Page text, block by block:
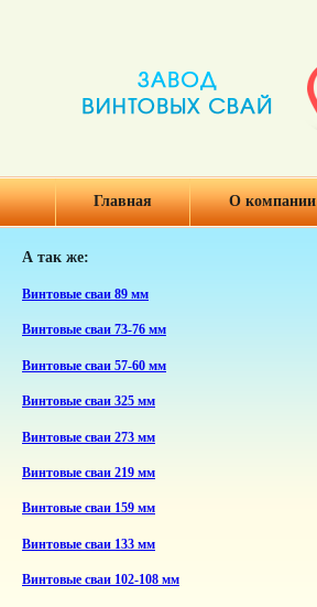
Главная О компании
А так же:
Винтовые сваи 89 мм
Винтовые сваи 73-76 мм
Винтовые сваи 57-60 мм
Винтовые сваи 325 мм
Винтовые сваи 273 мм
Винтовые сваи 219 мм
Винтовые сваи 159 мм
Винтовые сваи 133 мм
Винтовые сваи 102-108 мм